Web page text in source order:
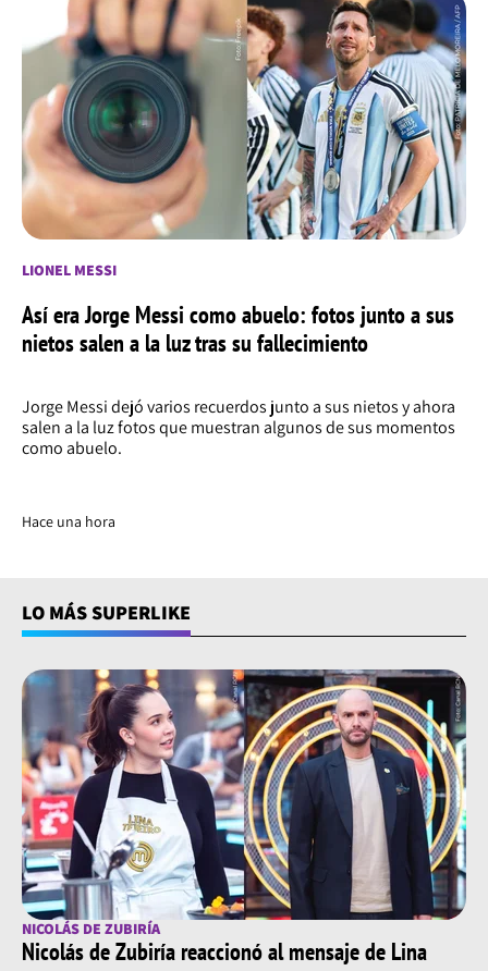
LIONEL MESSI
Así era Jorge Messi como abuelo: fotos junto a sus
nietos salen a la luz tras su fallecimiento
Jorge Messi dejó varios recuerdos junto a sus nietos y ahora
salen a la luz fotos que muestran algunos de sus momentos
como abuelo.
Hace una hora
LO MÁS SUPERLIKE
NICOLÁS DE ZUBIRÍA
Nicolás de Zubiría reaccionó al mensaje de Lina